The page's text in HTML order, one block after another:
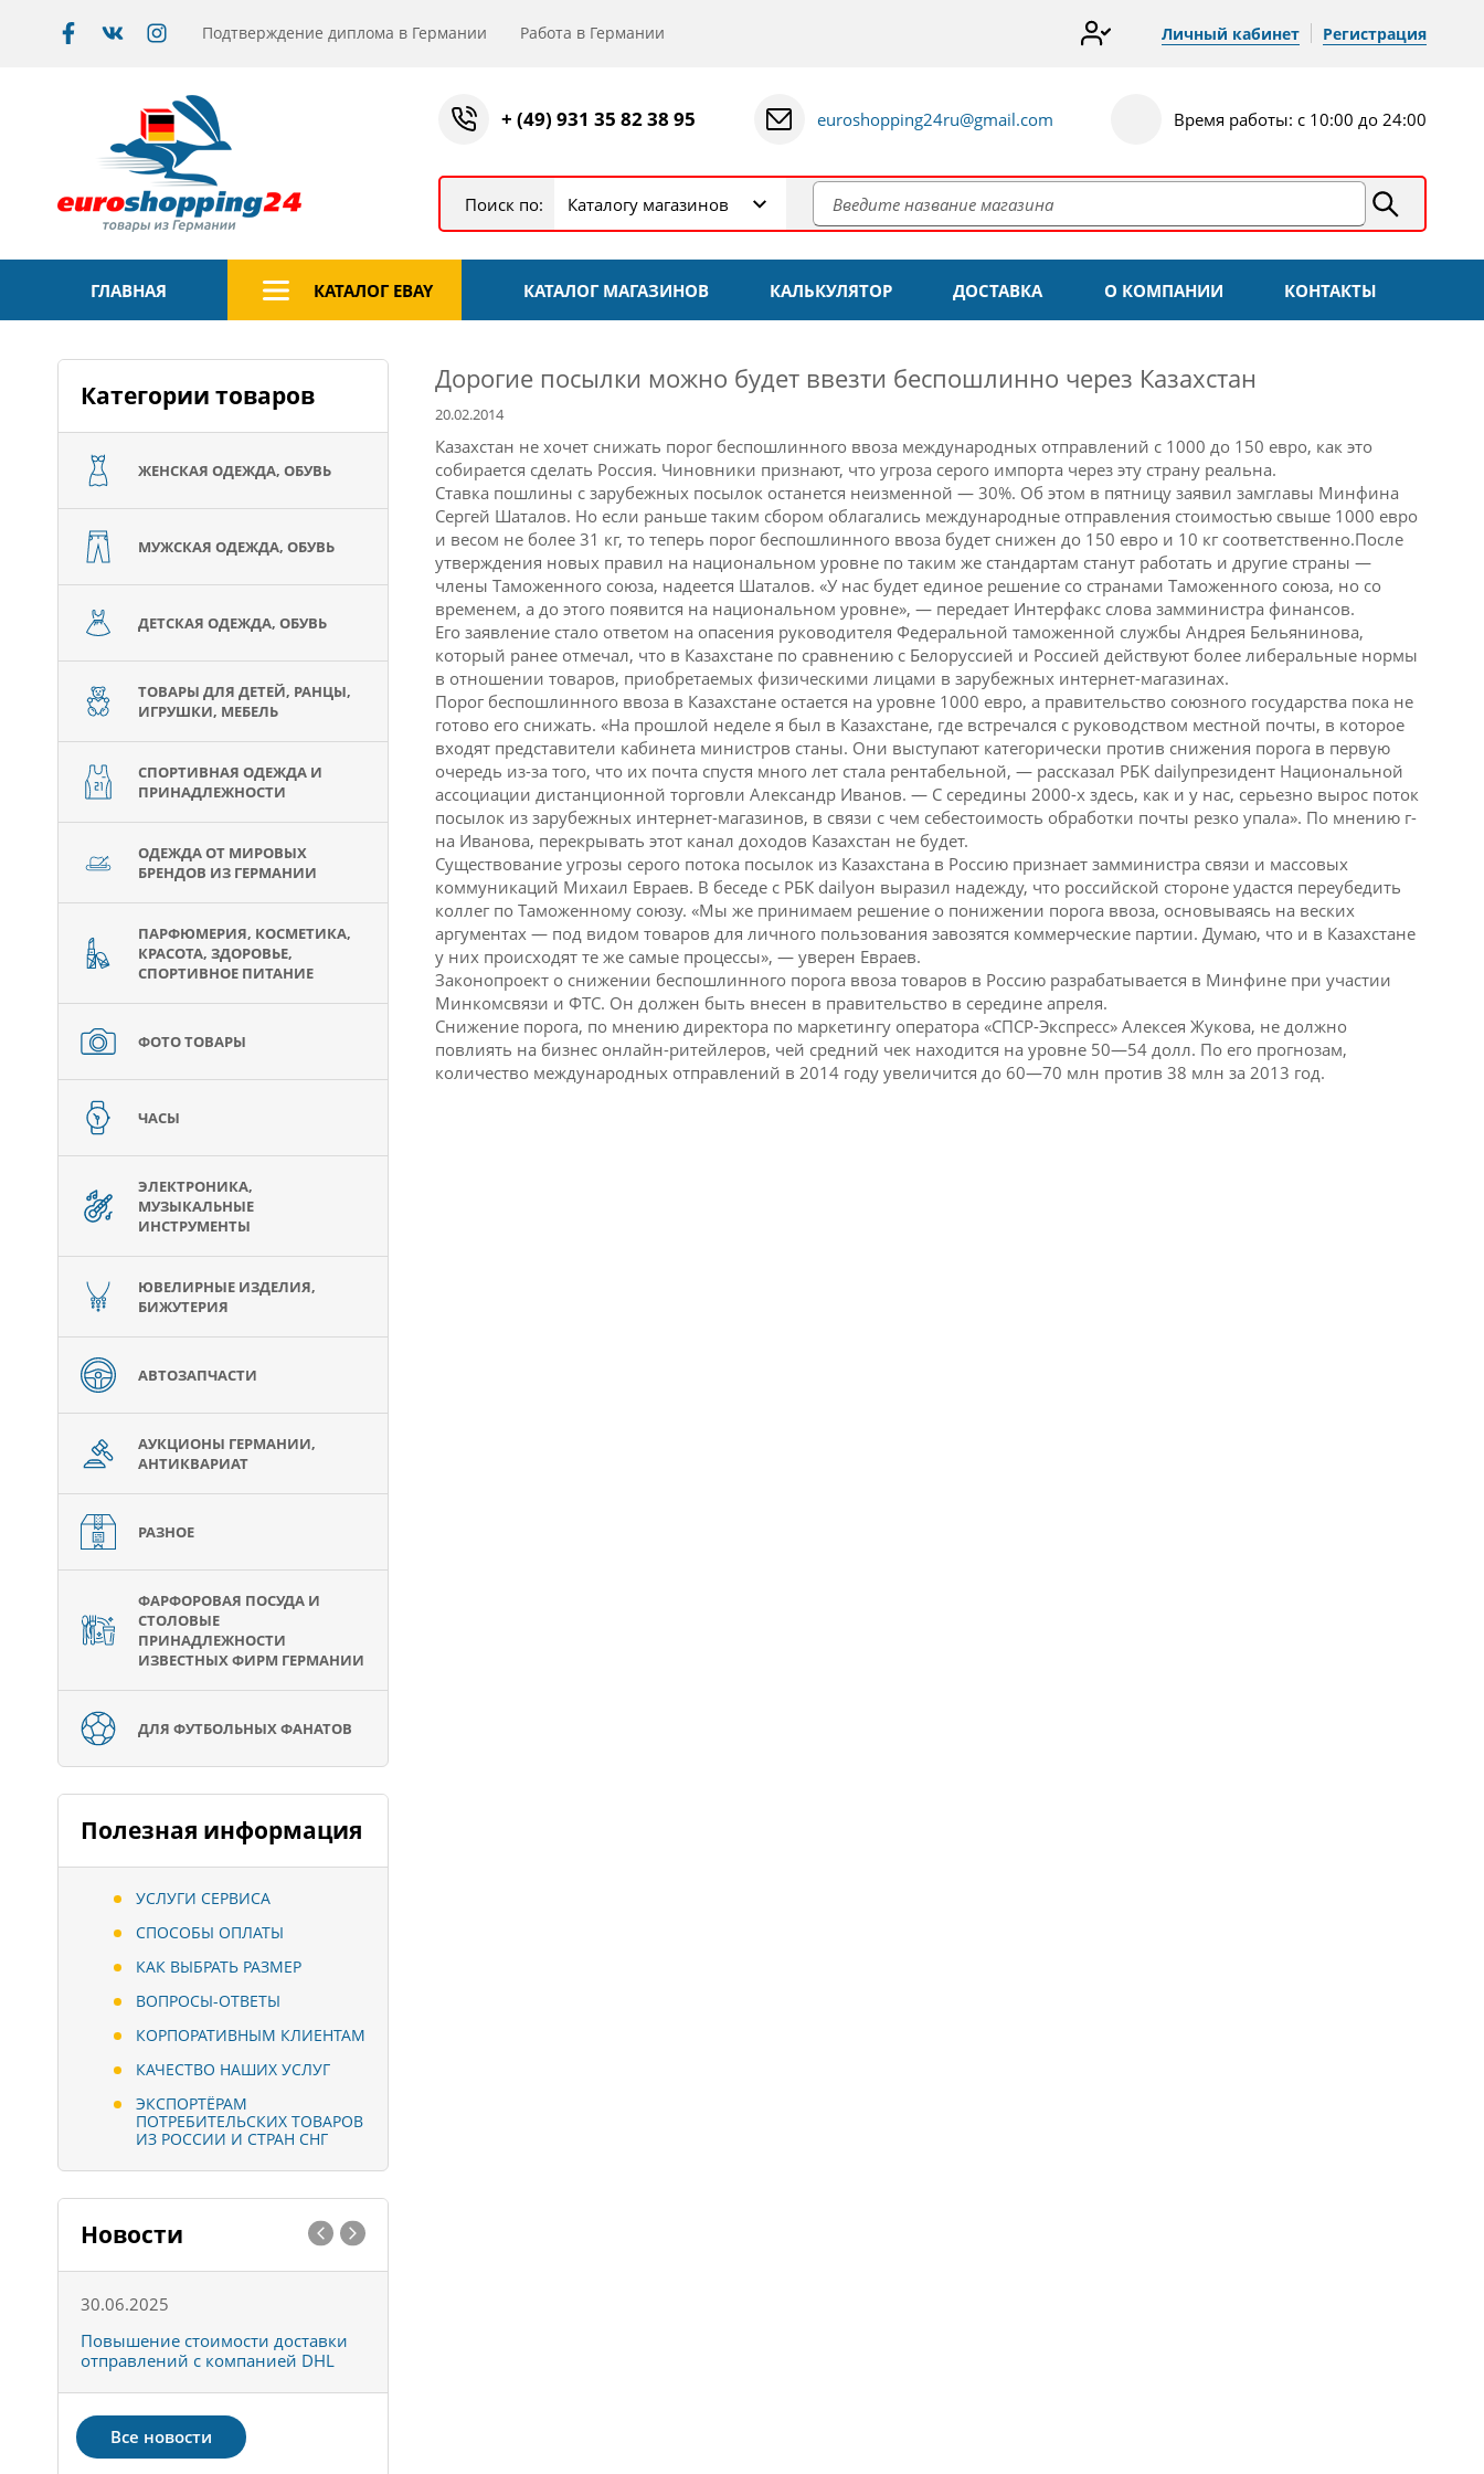
Подтверждение диплома в Германии Работа в Германии Личный кабинет Регистрация
+ (49) 931 35 82 38 95 euroshopping24ru@gmail.com Время работы: с 10:00 до 24:00
Поиск по: Каталогу магазинов
ГЛАВНАЯ КАТАЛОГ EBAY КАТАЛОГ МАГАЗИНОВ КАЛЬКУЛЯТОР ДОСТАВКА О КОМПАНИИ КОНТАКТЫ
Категории товаров
ЖЕНСКАЯ ОДЕЖДА, ОБУВЬ
МУЖСКАЯ ОДЕЖДА, ОБУВЬ
ДЕТСКАЯ ОДЕЖДА, ОБУВЬ
ТОВАРЫ ДЛЯ ДЕТЕЙ, РАНЦЫ,
ИГРУШКИ, МЕБЕЛЬ
СПОРТИВНАЯ ОДЕЖДА И
ПРИНАДЛЕЖНОСТИ
ОДЕЖДА ОТ МИРОВЫХ
БРЕНДОВ ИЗ ГЕРМАНИИ
ПАРФЮМЕРИЯ, КОСМЕТИКА,
КРАСОТА, ЗДОРОВЬЕ,
СПОРТИВНОЕ ПИТАНИЕ
ФОТО ТОВАРЫ
ЧАСЫ
ЭЛЕКТРОНИКА,
МУЗЫКАЛЬНЫЕ
ИНСТРУМЕНТЫ
ЮВЕЛИРНЫЕ ИЗДЕЛИЯ,
БИЖУТЕРИЯ
АВТОЗАПЧАСТИ
АУКЦИОНЫ ГЕРМАНИИ,
АНТИКВАРИАТ
РАЗНОЕ
ФАРФОРОВАЯ ПОСУДА И
СТОЛОВЫЕ
ПРИНАДЛЕЖНОСТИ
ИЗВЕСТНЫХ ФИРМ ГЕРМАНИИ
ДЛЯ ФУТБОЛЬНЫХ ФАНАТОВ
Полезная информация
УСЛУГИ СЕРВИСА
СПОСОБЫ ОПЛАТЫ
КАК ВЫБРАТЬ РАЗМЕР
ВОПРОСЫ-ОТВЕТЫ
КОРПОРАТИВНЫМ КЛИЕНТАМ
КАЧЕСТВО НАШИХ УСЛУГ
ЭКСПОРТЁРАМ
ПОТРЕБИТЕЛЬСКИХ ТОВАРОВ
ИЗ РОССИИ И СТРАН СНГ
Новости
30.06.2025
Повышение стоимости доставки
отправлений с компанией DHL
Все новости
Дорогие посылки можно будет ввезти беспошлинно через Казахстан
20.02.2014
Казахстан не хочет снижать порог беспошлинного ввоза международных отправлений с 1000 до 150 евро, как это
собирается сделать Россия. Чиновники признают, что угроза серого импорта через эту страну реальна.
Ставка пошлины с зарубежных посылок останется неизменной — 30%. Об этом в пятницу заявил замглавы Минфина
Сергей Шаталов. Но если раньше таким сбором облагались международные отправления стоимостью свыше 1000 евро
и весом не более 31 кг, то теперь порог беспошлинного ввоза будет снижен до 150 евро и 10 кг соответственно.После
утверждения новых правил на национальном уровне по таким же стандартам станут работать и другие страны —
члены Таможенного союза, надеется Шаталов. «У нас будет единое решение со странами Таможенного союза, но со
временем, а до этого появится на национальном уровне», — передает Интерфакс слова замминистра финансов.
Его заявление стало ответом на опасения руководителя Федеральной таможенной службы Андрея Бельянинова,
который ранее отмечал, что в Казахстане по сравнению с Белоруссией и Россией действуют более либеральные нормы
в отношении товаров, приобретаемых физическими лицами в зарубежных интернет-магазинах.
Порог беспошлинного ввоза в Казахстане остается на уровне 1000 евро, а правительство союзного государства пока не
готово его снижать. «На прошлой неделе я был в Казахстане, где встречался с руководством местной почты, в которое
входят представители кабинета министров станы. Они выступают категорически против снижения порога в первую
очередь из-за того, что их почта спустя много лет стала рентабельной, — рассказал РБК dailyпрезидент Национальной
ассоциации дистанционной торговли Александр Иванов. — С середины 2000-х здесь, как и у нас, серьезно вырос поток
посылок из зарубежных интернет-магазинов, в связи с чем себестоимость обработки почты резко упала». По мнению г-
на Иванова, перекрывать этот канал доходов Казахстан не будет.
Существование угрозы серого потока посылок из Казахстана в Россию признает замминистра связи и массовых
коммуникаций Михаил Евраев. В беседе с РБК dailyон выразил надежду, что российской стороне удастся переубедить
коллег по Таможенному союзу. «Мы же принимаем решение о понижении порога ввоза, основываясь на веских
аргументах — под видом товаров для личного пользования завозятся коммерческие партии. Думаю, что и в Казахстане
у них происходят те же самые процессы», — уверен Евраев.
Законопроект о снижении беспошлинного порога ввоза товаров в Россию разрабатывается в Минфине при участии
Минкомсвязи и ФТС. Он должен быть внесен в правительство в середине апреля.
Снижение порога, по мнению директора по маркетингу оператора «СПСР-Экспресс» Алексея Жукова, не должно
повлиять на бизнес онлайн-ритейлеров, чей средний чек находится на уровне 50—54 долл. По его прогнозам,
количество международных отправлений в 2014 году увеличится до 60—70 млн против 38 млн за 2013 год.